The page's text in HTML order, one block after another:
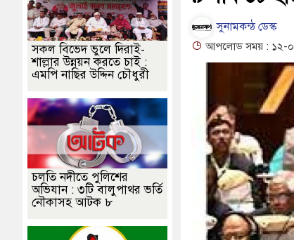
রিপন-দীপঙ্করসহ ৪৮ জন আসামি পূবালী ব্যাংকের ইলেক্ট্রনিক বুথ
হাওরে স্কুলযাত্রায় জীবনের ঝুঁকি, নিরাপদ নৌযান এখনো অধরা
শোকের মাতম জামালগঞ্জে হামলার অভিযোগে সংবাদ
সুনামকন্ঠ ডেস্ক
আপলোড সময় : ১২-
সকল বিভেদ ভুলে দিরাই-
শাল্লার উন্নয়ন করতে চাই :
এমপি নাছির উদ্দিন চৌধুরী
চলতি নদীতে পুলিশের
অভিযান : ৩টি বালুপাথর ভর্তি
নৌকাসহ আটক ৮